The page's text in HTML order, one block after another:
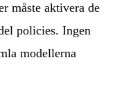
måste aktivera de
policies. Ingen
modellerna